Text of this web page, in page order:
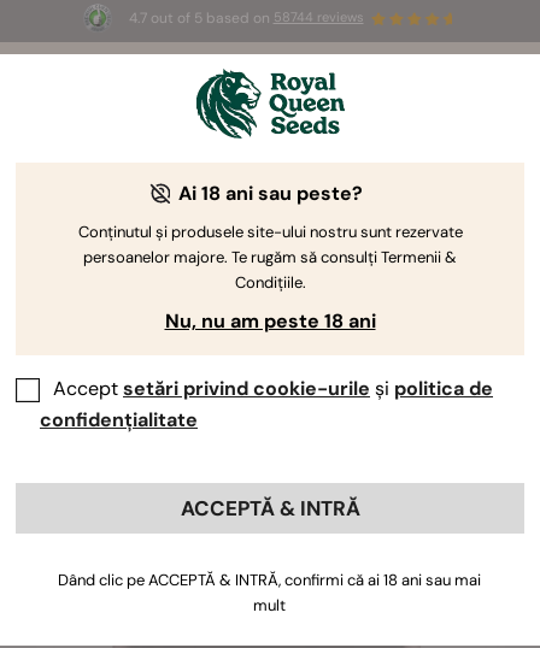
4.7 out of 5 based on 58744 reviews
3 semințe White Widow AutoGRATUITE pentru
Ai 18 ani sau peste?
Conținutul și produsele site-ului nostru sunt rezervate
persoanelor majore. Te rugăm să consulți Termenii &
Condițiile.
Nu, nu am peste 18 ani
Acceptsetări privind cookie-urile și politica de
confidențialitate
ACCEPTĂ & INTRĂ
Dând clic pe ACCEPTĂ & INTRĂ, confirmi că ai 18 ani sau mai
mult